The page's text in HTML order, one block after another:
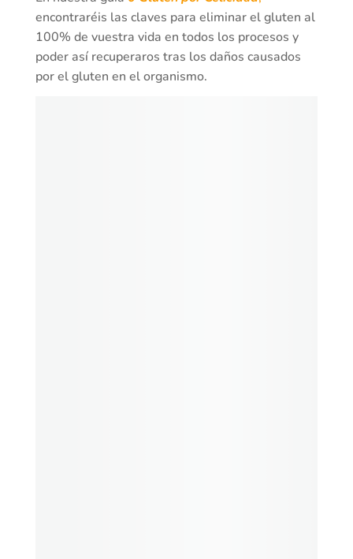
encontraréis las claves para eliminar el gluten al
100% de vuestra vida en todos los procesos y
poder así recuperaros tras los daños causados
por el gluten en el organismo.